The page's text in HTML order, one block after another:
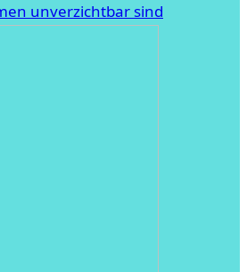
unverzichtbar sind